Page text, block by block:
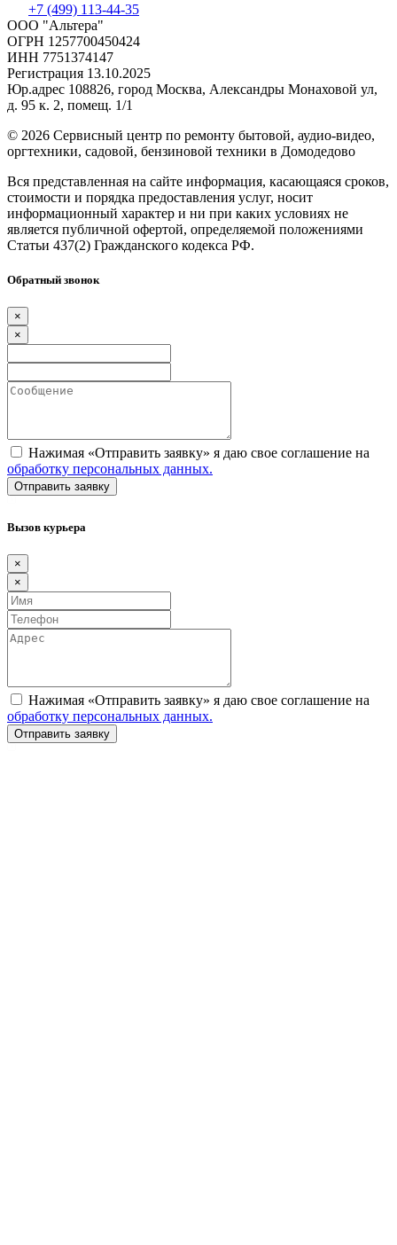
+7 (499) 113-44-35
ООО "Альтера"
ОГРН 1257700450424
ИНН 7751374147
Регистрация 13.10.2025
Юр.адрес 108826, город Москва, Александры Монаховой ул,
д. 95 к. 2, помещ. 1/1
© 2026 Сервисный центр по ремонту бытовой, аудио-видео,
оргтехники, садовой, бензиновой техники в Домодедово
Вся представленная на сайте информация, касающаяся сроков,
стоимости и порядка предоставления услуг, носит
информационный характер и ни при каких условиях не
является публичной офертой, определяемой положениями
Статьи 437(2) Гражданского кодекса РФ.
Обратный звонок
×
×
Нажимая «Отправить заявку» я даю свое соглашение на
обработку персональных данных.
Вызов курьера
×
×
Нажимая «Отправить заявку» я даю свое соглашение на
обработку персональных данных.